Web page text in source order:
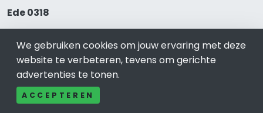
Ede 0318
Contact
Adverteren
Over ons
Cookieverklaring
We gebruiken cookies om jouw ervaring met deze
website te verbeteren, tevens om gerichte
advertenties te tonen.
ACCEPTEREN